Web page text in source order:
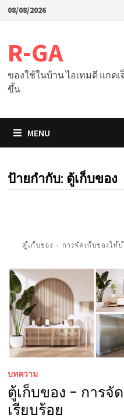
Skip08/08/2026
R-GA
ของใช้ในบ้าน ไอเทมดี แกด
ขึ้น
MENU
ป้ายกำกับ: ตู้เก็บของ
บทความ
ตู้เก็บของ – การจั
เรียบร้อย